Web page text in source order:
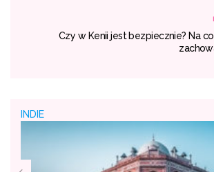
Czy w Kenii jest bezpiecznie? Na
INDIE